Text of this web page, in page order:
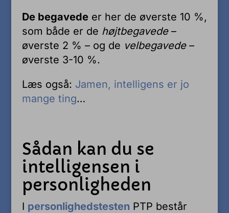
De begavedeer her de øverste 10 %,
som både er de højtbegavede–
øverste 2 % – og de velbegavede–
øverste 3-10 %.
Læs også: Jamen, intelligens er jo
mange ting…
Sådan kan du se
intelligensen i
personligheden
I personlighedstesten PTP består